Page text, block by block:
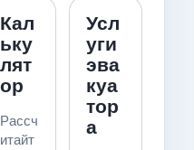
Кал
ьку
лят
ор
Рассч
итайт
Усл
уги
эва
куа
тор
а